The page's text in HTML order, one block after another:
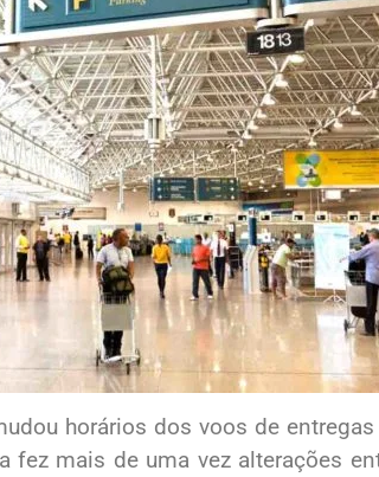
horários dos voos de
fez mais de uma vez alterações